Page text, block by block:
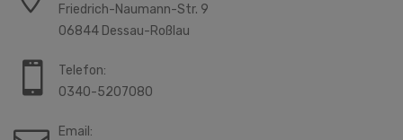
Friedrich-Naumann-Str. 9
06844 Dessau-Roßlau
Telefon:
0340-5207080
Email: